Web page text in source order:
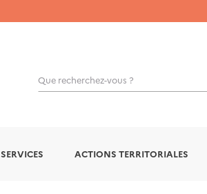
Que recherchez-vous ?
SERVICES ACTIONS TERRITORIALES